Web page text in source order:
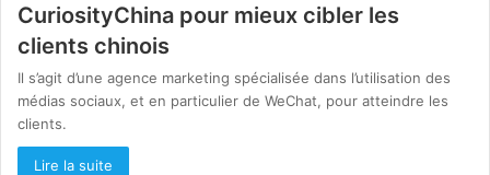
CuriosityChina pour mieux cibler les
clients chinois
Il s’agit d’une agence marketing spécialisée dans l’utilisation des
médias sociaux, et en particulier de WeChat, pour atteindre les
clients.
Lire la suite